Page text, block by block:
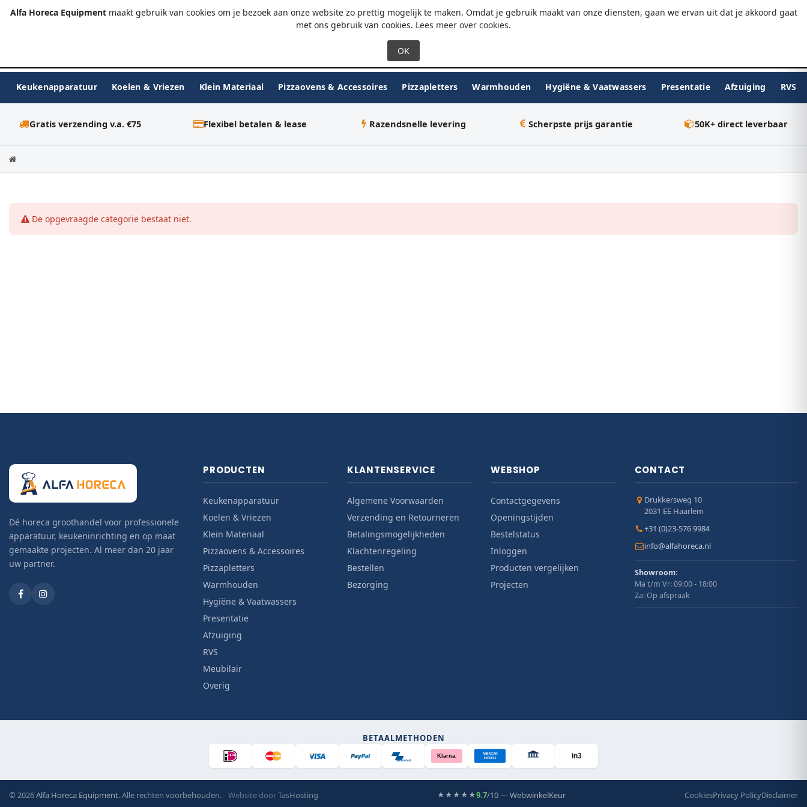
Alfa Horeca Equipmentmaakt gebruik van cookies om je bezoek aan onze website zo prettig mogelijk te maken. Omdat je gebruik maakt van onze diensten, gaan we ervan uit dat je akkoord gaat
met ons gebruik van cookies. Lees meer over cookies.
+31 (0)23-576 9984 info@alfahoreca.nl Ma-Vr 09:00 - 18:00 WhatsApp ★★★★★9.7/10WebwinkelKeur Gratis verzending v.a. €75
Keukenapparatuur Koelen & Vriezen Klein Materiaal Pizzaovens & Accessoires Pizzapletters Warmhouden Hygiëne & Vaatwassers Presentatie Afzuiging RVS
Gratis verzending v.a. €75 Flexibel betalen & lease Razendsnelle levering Scherpste prijs garantie 50K+ direct leverbaar
De opgevraagde categorie bestaat niet.
Dé horeca groothandel voor professionele
apparatuur, keukeninrichting en op maat
gemaakte projecten. Al meer dan 20 jaar
uw partner.
PRODUCTEN
Keukenapparatuur
Koelen & Vriezen
Klein Materiaal
Pizzaovens & Accessoires
Pizzapletters
Warmhouden
Hygiëne & Vaatwassers
Presentatie
Afzuiging
RVS
Meubilair
Overig
KLANTENSERVICE
Algemene Voorwaarden
Verzending en Retourneren
Betalingsmogelijkheden
Klachtenregeling
Bestellen
Bezorging
WEBSHOP
Contactgegevens
Openingstijden
Bestelstatus
Inloggen
Producten vergelijken
Projecten
CONTACT
Drukkersweg 10
2031 EE Haarlem
+31 (0)23-576 9984
info@alfahoreca.nl
Showroom:
Ma t/m Vr: 09:00 - 18:00
Za: Op afspraak
BETAALMETHODEN
Bancontact
Klarna.
AMERICAN
EXPRESS
in3
© 2026Alfa Horeca Equipment. Alle rechten voorbehouden. Website doorTasHosting ★★★★★9.7/10 — WebwinkelKeur CookiesPrivacy PolicyDisclaimer